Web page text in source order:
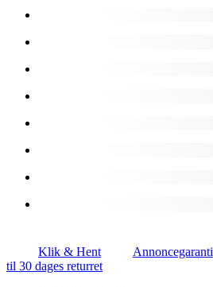
Klik & Hent Annoncegaranti
til 30 dages returret